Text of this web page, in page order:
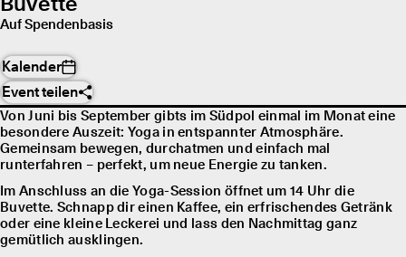
Auf Spendenbasis
Kalender
Event teilen
Von Juni bis September gibts im Südpol einmal im Monat eine
besondere Auszeit: Yoga in entspannter Atmosphäre.
Gemeinsam bewegen, durchatmen und einfach mal
runterfahren – perfekt, um neue Energie zu tanken.
Im Anschluss an die Yoga-Session öffnet um 14 Uhr die
Buvette. Schnapp dir einen Kaffee, ein erfrischendes Getränk
oder eine kleine Leckerei und lass den Nachmittag ganz
gemütlich ausklingen.